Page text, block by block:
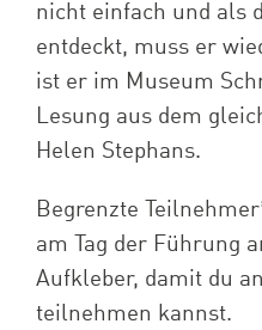
nicht einfach und als
entdeckt, muss er
ist er im Museum
Lesung aus dem
Helen Stephans.
Begrenzte
am Tag der Führung
Aufkleber, damit du
teilnehmen kannst.